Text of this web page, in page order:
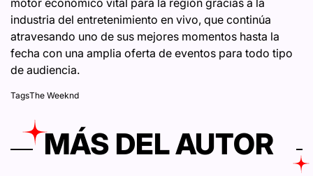
industria del entretenimiento en vivo, que continúa
atravesando uno de sus mejores momentos hasta la
fecha con una amplia oferta de eventos para todo tipo
de audiencia.
TagsThe Weeknd
MÁS DEL AUTOR